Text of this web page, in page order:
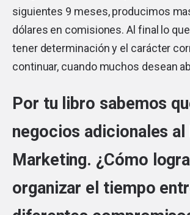
siguientes 9 meses, producimos
dólares en comisiones. Al final lo
tener determinación y el carácter
continuar, cuando muchos desean
Por tu libro sabemos
negocios adicionales
Marketing. ¿Cómo
organizar el tiempo